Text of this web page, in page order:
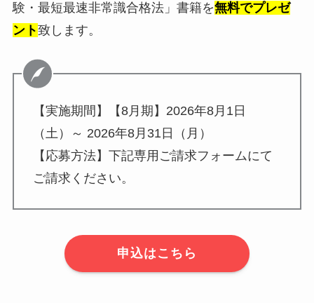
験・最短最速非常識合格法」書籍を無料でプレゼ
ント致します。
【実施期間】【8月期】2026年8月1日
（土）～ 2026年8月31日（月）
【応募方法】下記専用ご請求フォームにて
ご請求ください。
申込はこちら